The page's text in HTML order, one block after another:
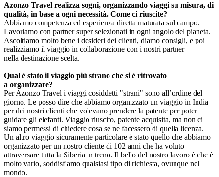
Azonzo Travel realizza sogni, organizzando viaggi su misura, di
qualità, in base a ogni necessità. Come ci riuscite?
Abbiamo competenza ed esperienza diretta maturata sul campo.
Lavoriamo con partner super selezionati in ogni angolo del pianeta.
Ascoltiamo molto bene i desideri dei clienti, diamo consigli, e poi
realizziamo il viaggio in collaborazione con i nostri partner
nella destinazione scelta.
Qual è stato il viaggio più strano che si è ritrovato
a organizzare?
Per Azonzo Travel i viaggi cosiddetti "strani" sono all’ordine del
giorno. Le posso dire che abbiamo organizzato un viaggio in India
per dei nostri clienti che volevano prendere la patente per poter
guidare gli elefanti. Viaggio riuscito, patente acquisita, ma non ci
siamo permessi di chiedere cosa se ne facessero di quella licenza.
Un altro viaggio sicuramente particolare è stato quello che abbiamo
organizzato per un nostro cliente di 102 anni che ha voluto
attraversare tutta la Siberia in treno. Il bello del nostro lavoro è che è
molto vario, soddisfiamo qualsiasi tipo di richiesta, ovunque nel
mondo.